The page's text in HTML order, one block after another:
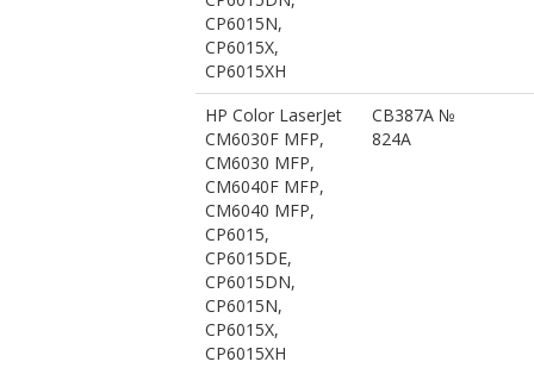
CP6015N,
CP6015X,
CP6015XH
HP Color LaserJet
CM6030F MFP,
CM6030 MFP,
CM6040F MFP,
CM6040 MFP,
CP6015,
CP6015DE,
CP6015DN,
CP6015N,
CP6015X,
CP6015XH
CB387A №
824A